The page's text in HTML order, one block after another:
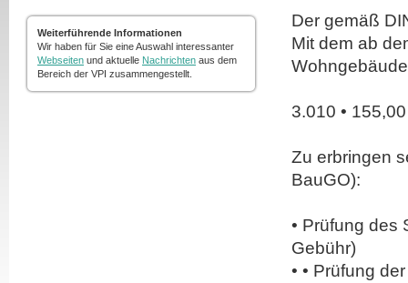
Weiterführende Informationen
Wir haben für Sie eine Auswahl interessanter
Webseiten und aktuelle Nachrichten aus dem
Bereich der VPI zusammengestellt.
Der gemäß
Mit dem ab
3.010 •
Zu erbringen
BauGO):
• Prüfung des
Gebühr)
• • Prüfung